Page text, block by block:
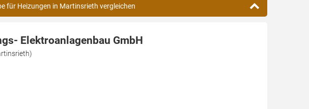
für Heizungen in Martinsrieth vergleichen
Elektroanlagenbau GmbH